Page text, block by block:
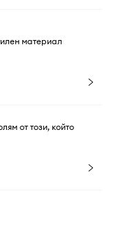
материал
от този, който